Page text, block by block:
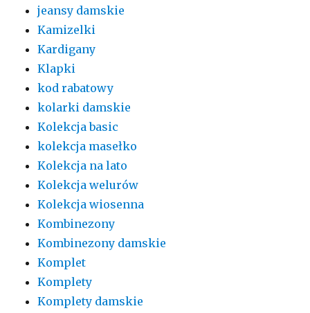
jeansy damskie
Kamizelki
Kardigany
Klapki
kod rabatowy
kolarki damskie
Kolekcja basic
kolekcja masełko
Kolekcja na lato
Kolekcja welurów
Kolekcja wiosenna
Kombinezony
Kombinezony damskie
Komplet
Komplety
Komplety damskie